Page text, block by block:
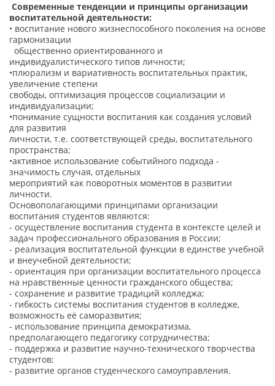
Современные тенденции и принципы организации
воспитательной деятельности:
• воспитание нового жизнеспособного поколения на основе
гармонизации
общественно ориентированного и
индивидуалистического типов личности;
•плюрализм и вариативность воспитательных практик,
увеличение степени
свободы, оптимизация процессов социализации и
индивидуализации;
•понимание сущности воспитания как создания условий
для развития
личности, т.е. соответствующей среды, воспитательного
пространства;
•активное использование событийного подхода -
значимость случая, отдельных
мероприятий как поворотных моментов в развитии
личности.
Основополагающими принципами организации
воспитания студентов являются:
- осуществление воспитания студента в контексте целей и
задач профессионального образования в России;
- реализация воспитательной функции в единстве учебной
и внеучебной деятельности;
- ориентация при организации воспитательного процесса
на нравственные ценности гражданского общества;
- сохранение и развитие традиций колледжа;
- гибкость системы воспитания студентов в колледже,
возможность её саморазвития;
- использование принципа демократизма,
предполагающего педагогику сотрудничества;
- поддержка и развитие научно-технического творчества
студентов;
- развитие органов студенческого самоуправления.